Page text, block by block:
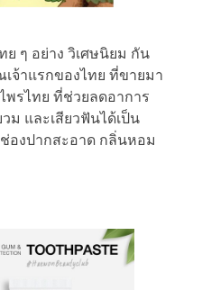
ๆ อย่าง วิเศษนิยม กัน
จ้าแรกของไทย ที่ขายมา
พรไทย ที่ช่วยลดอาการ
ม และเสียวฟันได้เป็น
องปากสะอาด กลิ่นหอม